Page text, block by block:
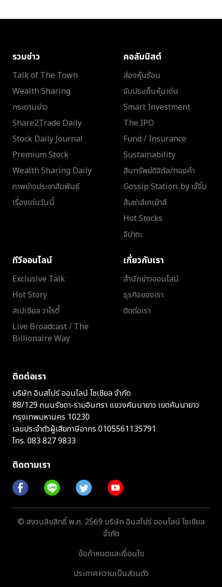
รวมข่าว
Talk of The Town
Wealth Sharing
กระดานข่าว
Share2Trade Daily
Stock Daily Journal
Premium Stock
Wealth Sharing Daily
ภาพข่าวประชาสัมพันธ์
เรื่องเด่นวันนี้
คอลัมนิสต์
ส่องหุ้นร้อน
จับประเด็นหุ้นเด่น
Smart Investment
The IPO
Fund / Insurance
Sustainability
สินทรัพย์ดิจิทัล/ทองคำ
Gossip Station..by เจ๊จิ๋ม
ส้มซ่าส์ขาเม้าส์
Hot Stocks
จิปาถะ
ทีวีออนไลน์
Exclusive Talk
Hot Story
สเปเชียล วาไรตี้
Live Broadcast / The
Billionaire Way
เกี่ยวกับเรา
สำนักข่าวออนไลน์
ธุรกิจของเรา
ติดต่อเรา
ติดต่อเรา
บริษัท อินสไปร์ ออนไลน์ โซเชียล จำกัด
88/129 ถนนรัชดา-รามอินทรา แขวงคันนายาว เขตคันนายาว
กรุงเทพมหานคร 10230
เลขประจำตัวผู้เสียภาษีอากร 0105561135791
โทร. 083 827 9833
ติดตามเรา
© สงวนลิขสิทธิ์ พ.ศ. 2569 บริษัท อินสไปร์ ออนไลน์ โซเชียล
จำกัด
ข้อกำหนดและเงื่อนไข
ประกาศความเป็นส่วนตัว